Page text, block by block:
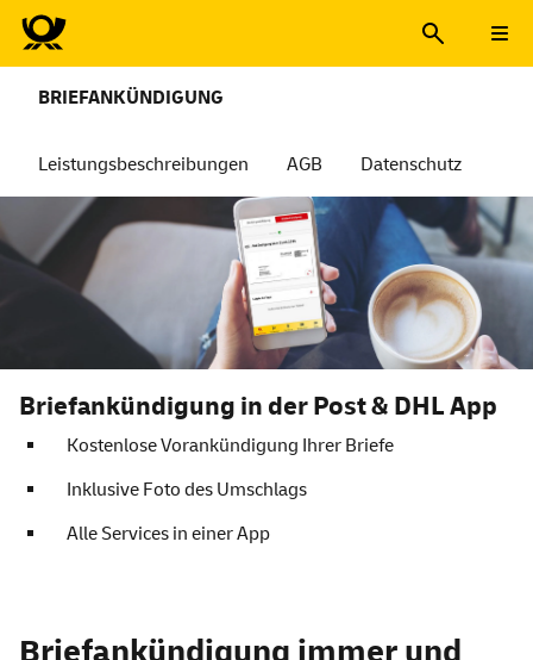
BRIEFANKÜNDIGUNG
Leistungsbeschreibungen AGB Datenschutz
Briefankündigung in der Post & DHL App
Kostenlose Vorankündigung Ihrer Briefe
Inklusive Foto des Umschlags
Alle Services in einer App